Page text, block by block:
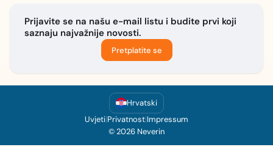
Prijavite se na našu e-mail listu i budite prvi koji
saznaju najvažnije novosti.
Pretplatite se
Hrvatski
Uvjeti|Privatnost|Impressum
© 2026 Neverin